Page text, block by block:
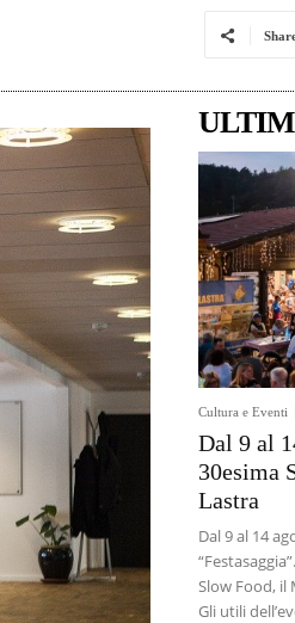
Cultura e Eventi
Dal 9 al
30esima
Lastra
Dal 9 al 14
Slow Food, il
Gli utili